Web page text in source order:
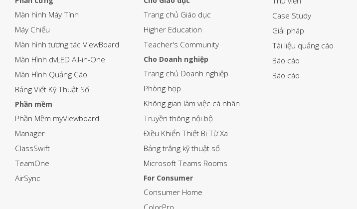
Màn hình Máy Tính
Máy Chiếu
Màn hình tương tác ViewBoard
Màn Hình dvLED All-in-One
Màn Hình Quảng Cáo
Bảng Viết Kỹ Thuật Số
Phần mềm
Phần Mềm myViewboard
Manager
ClassSwift
TeamOne
AirSync
Trang chủ Giáo dục
Higher Education
Teacher's Community
Cho Doanh nghiệp
Trang chủ Doanh nghiệp
Phòng họp
Không gian làm việc cá nhân
Truyền thông nội bộ
Điều Khiển Thiết Bị Từ Xa
Bảng trắng kỹ thuật số
Microsoft Teams Rooms
For Consumer
Consumer Home
Case Study
Giải pháp
Tài liệu quảng cáo
Báo cáo
Báo cáo